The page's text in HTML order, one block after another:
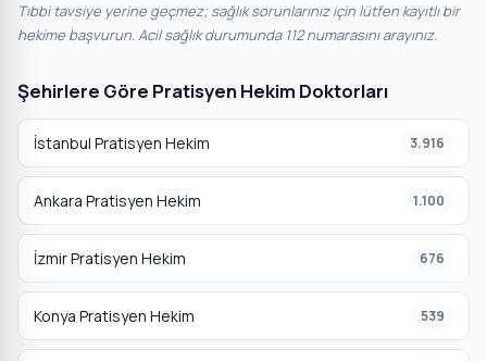
Tıbbi tavsiye yerine geçmez; sağlık sorunlarınız için lütfen kayıtlı bir
hekime başvurun. Acil sağlık durumunda 112 numarasını arayınız.
Şehirlere Göre Pratisyen Hekim Doktorları
İstanbul Pratisyen Hekim 3.916
Ankara Pratisyen Hekim 1.100
İzmir Pratisyen Hekim 676
Konya Pratisyen Hekim 539